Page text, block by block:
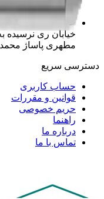
Sale@MEATM.ir
خیابان ری نرسیده
مطهری پاساژ محمد طبقه
دسترسی سریع
حساب کاربری
قوانین و مقررات
حریم خصوصی
راهنما
درباره ما
تماس با ما